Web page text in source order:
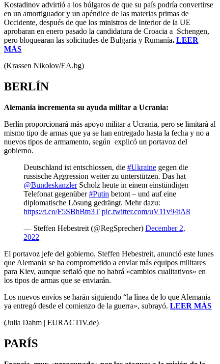
Kostadinov advirtió a los búlgaros de que su país podría convertirse
en un amortiguador y un apéndice de las materias primas de
Occidente, después de que los ministros de Interior de la UE
aprobaran en enero pasado la candidatura de Croacia a Schengen,
pero bloquearan las solicitudes de Bulgaria y Rumanía. LEER
MÁS
(Krassen Nikolov/EA.bg)
BERLÍN
Alemania incrementa su ayuda militar a Ucrania:
Berlín proporcionará más apoyo militar a Ucrania, pero se limitará al
mismo tipo de armas que ya se han entregado hasta la fecha y no a
nuevos tipos de armamento, según explicó un portavoz del
gobierno.
Deutschland ist entschlossen, die #Ukraine gegen die
russische Aggression weiter zu unterstützen. Das hat
@BundeskanzlerScholz heute in einem einstündigen
Telefonat gegenüber#Putin betont – und auf eine
diplomatische Lösung gedrängt. Mehr dazu:
https://t.co/F5SBhBtn3T pic.twitter.com/uV11v94tA8
— Steffen Hebestreit (@RegSprecher) December 2,
2022
El portavoz jefe del gobierno, Steffen Hebestreit, anunció este lunes
que Alemania se ha comprometido a enviar más equipos militares
para Kiev, aunque señaló que no habrá «cambios cualitativos» en
los tipos de armas que se enviarán.
Los nuevos envíos se harán siguiendo “la línea de lo que Alemania
ya entregó desde el comienzo de la guerra», subrayó. LEER MÁS
(Julia Dahm | EURACTIV.de)
PARÍS